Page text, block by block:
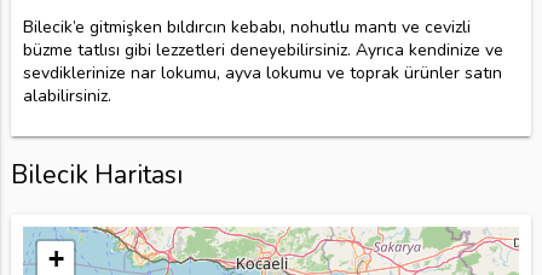
Bilecik’e gitmişken bıldırcın kebabı, nohutlu mantı ve cevizli
büzme tatlısı gibi lezzetleri deneyebilirsiniz. Ayrıca kendinize ve
sevdiklerinize nar lokumu, ayva lokumu ve toprak ürünler satın
alabilirsiniz.
Bilecik Haritası
+